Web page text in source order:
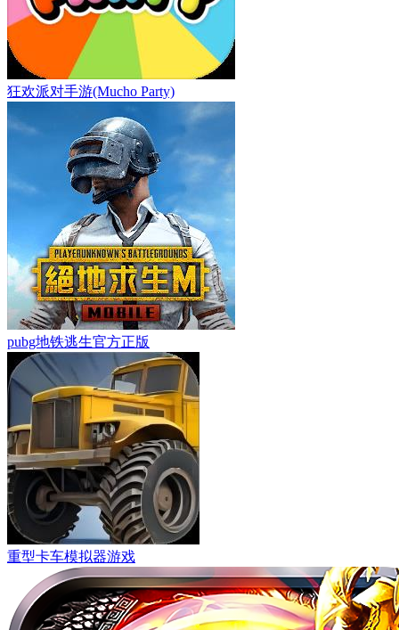
狂欢派对手游(Mucho Party)
pubg地铁逃生官方正版
重型卡车模拟器游戏